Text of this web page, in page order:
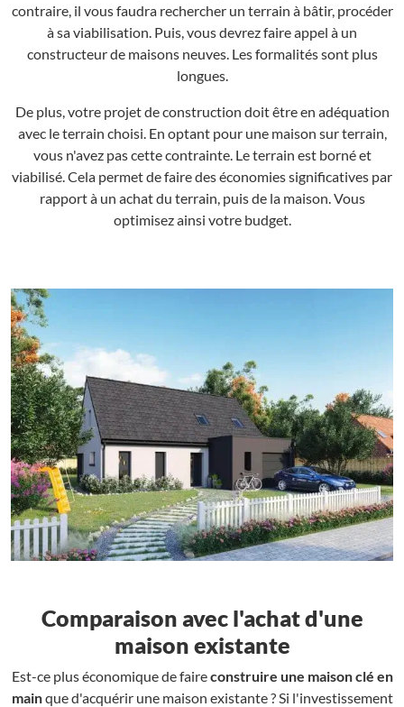
contraire, il vous faudra rechercher un terrain à bâtir, procéder
à sa viabilisation. Puis, vous devrez faire appel à un
constructeur de maisons neuves. Les formalités sont plus
longues.
De plus, votre projet de construction doit être en adéquation
avec le terrain choisi. En optant pour une maison sur terrain,
vous n'avez pas cette contrainte. Le terrain est borné et
viabilisé. Cela permet de faire des économies significatives par
rapport à un achat du terrain, puis de la maison. Vous
optimisez ainsi votre budget.
Comparaison avec l'achat d'une
maison existante
Est-ce plus économique de faireconstruire une maison clé en
mainque d'acquérir une maison existante ? Si l'investissement